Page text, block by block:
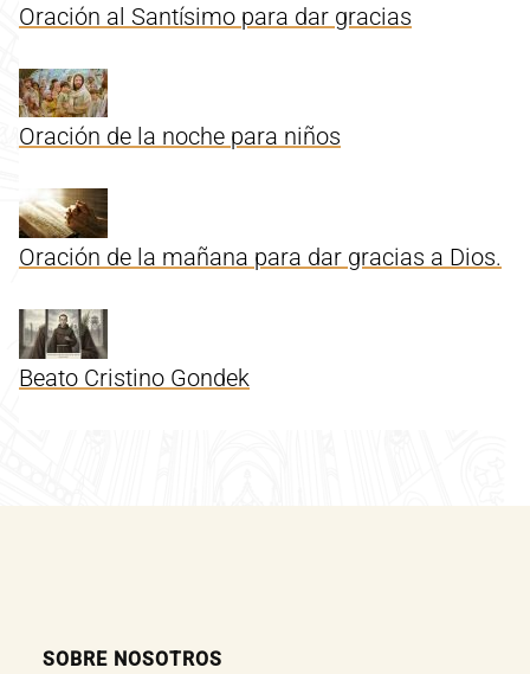
Oración al Santísimo para dar gracias
Oración de la noche para niños
Oración de la mañana para dar gracias a Dios.
Beato Cristino Gondek
SOBRE NOSOTROS